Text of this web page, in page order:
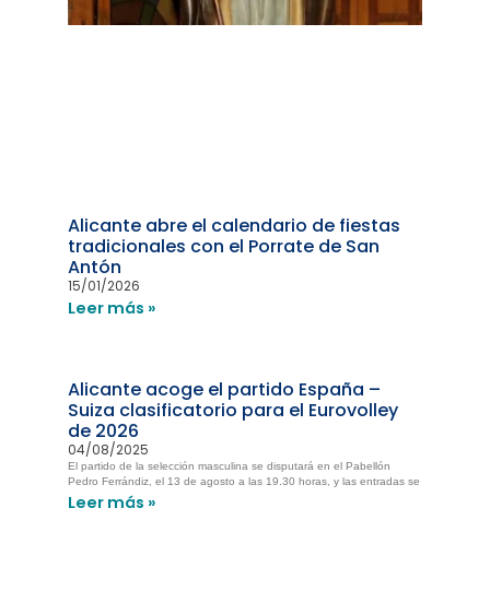
Alicante abre el calendario de fiestas
tradicionales con el Porrate de San
Antón
15/01/2026
Leer más »
Alicante acoge el partido España –
Suiza clasificatorio para el Eurovolley
de 2026
04/08/2025
El partido de la selección masculina se disputará en el Pabellón
Pedro Ferrándiz, el 13 de agosto a las 19.30 horas, y las entradas se
Leer más »